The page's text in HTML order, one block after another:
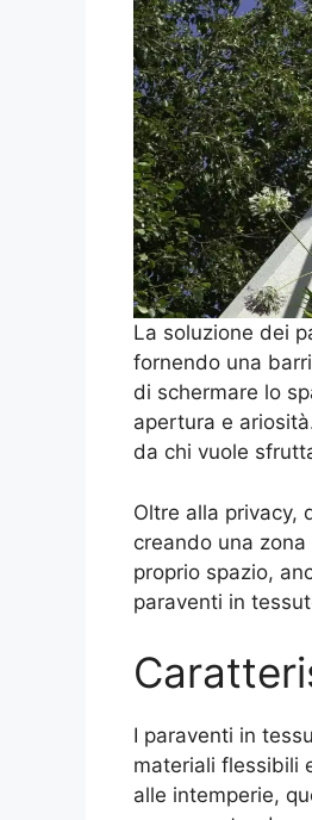
La soluzione dei
fornendo una
di schermare lo
apertura e
da chi vuole
Oltre alla privacy,
creando una
proprio spazio,
paraventi in
I paraventi in
materiali flessibili
alle intemperie,